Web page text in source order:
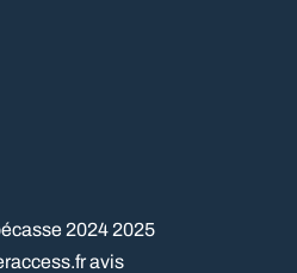
2024 2025
avis